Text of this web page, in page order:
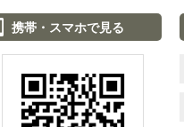
携帯・スマホで見る